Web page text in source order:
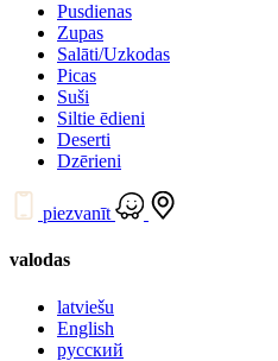
Pusdienas
Zupas
Salāti/Uzkodas
Picas
Suši
Siltie ēdieni
Deserti
Dzērieni
piezvanīt
valodas
latviešu
English
русский